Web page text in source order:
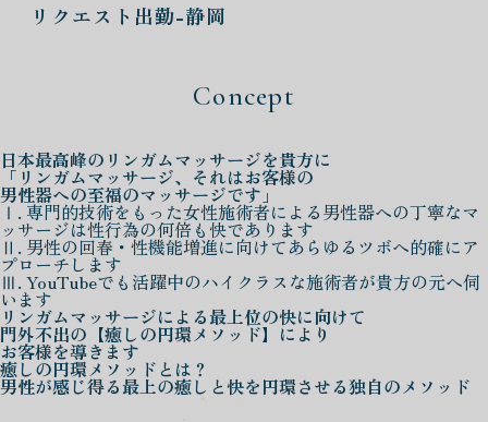
リクエスト出勤-静岡
Concept
日本最高峰の リンガムマッサージを貴方に
「リンガムマッサージ、それはお客様の
男性器への至福のマッサージです」
Ⅰ. 専門的技術をもった女性施術者による男性器への丁寧なマ
ッサージは性行為の何倍も快であります
Ⅱ. 男性の回春・性機能増進に向けてあらゆるツボへ的確にア
プローチします
Ⅲ. YouTubeでも活躍中のハイクラスな施術者が貴方の元へ伺
います
リンガムマッサージによる最上位の快に向けて
門外不出の 【癒しの円環メソッド】 により
お客様を導きます
癒しの円環メソッド とは？
男性が感じ得る最上の癒しと快を円環させる独自のメソッド